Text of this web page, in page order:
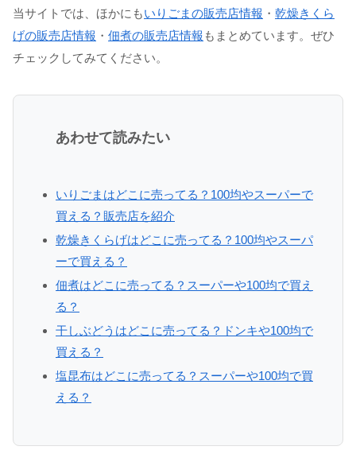
当サイトでは、ほかにもいりごまの販売店情報 ・ 乾燥きくら
げの販売店情報 ・ 佃煮の販売店情報 もまとめています。ぜひ
チェックしてみてください。
あわせて読みたい
いりごまはどこに売ってる？100均やスーパーで
買える？販売店を紹介
乾燥きくらげはどこに売ってる？100均やスーパ
ーで買える？
佃煮はどこに売ってる？スーパーや100均で買え
る？
干しぶどうはどこに売ってる？ドンキや100均で
買える？
塩昆布はどこに売ってる？スーパーや100均で買
える？